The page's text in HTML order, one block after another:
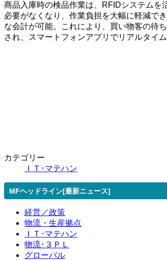
商品入庫時の検品作業は、RFIDシステムを
必要がなくなり、作業負担を大幅に軽減で
な会計が可能。これにより、買い物客の待
され、スマートフォンアプリでリアルタイ
カテゴリー
ＩＴ･マテハン
MFヘッドライン[最新ニュース]
経営／政策
物流・生産拠点
ＩＴ･マテハン
物流･３ＰＬ
グローバル